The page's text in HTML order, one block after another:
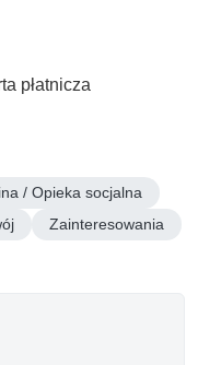
płatnicza
/ Opieka socjalna
Zainteresowania